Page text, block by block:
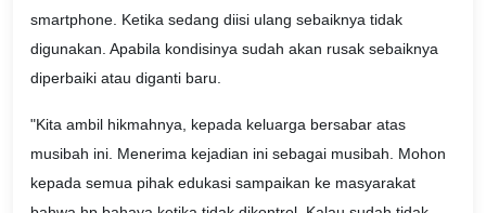
smartphone. Ketika sedang diisi ulang sebaiknya tidak
digunakan. Apabila kondisinya sudah akan rusak sebaiknya
diperbaiki atau diganti baru.
"Kita ambil hikmahnya, kepada keluarga bersabar atas
musibah ini. Menerima kejadian ini sebagai musibah. Mohon
kepada semua pihak edukasi sampaikan ke masyarakat